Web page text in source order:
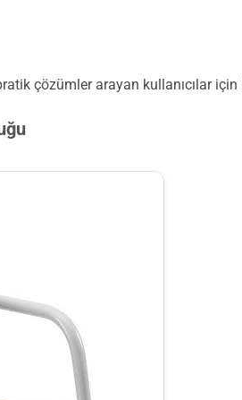
çözümler arayan kullanıcılar